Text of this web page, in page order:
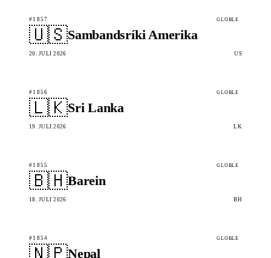
#1857 GLOBLE
🇺🇸Sambandsríki Amerika
20. JULI 2026 US
#1856 GLOBLE
🇱🇰Sri Lanka
19. JULI 2026 LK
#1855 GLOBLE
🇧🇭Barein
18. JULI 2026 BH
#1854 GLOBLE
Nepal